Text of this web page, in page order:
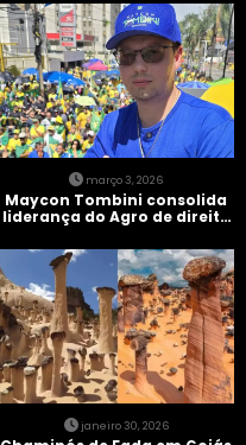
março 3, 2026
Maycon Tombini consolida
liderança do Agro de direita
Brasil” em Goiânia
janeiro 30, 2026